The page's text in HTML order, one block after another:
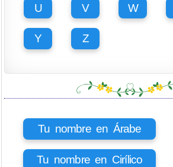
U V W
Y Z
Tu nombre en Árabe
Tu nombre en Cirílico